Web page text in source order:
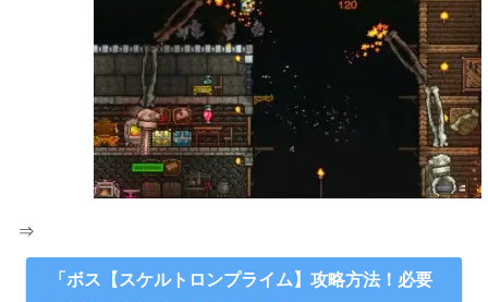
⇒
「ボス【スケルトロンプライム】攻略方法！必要